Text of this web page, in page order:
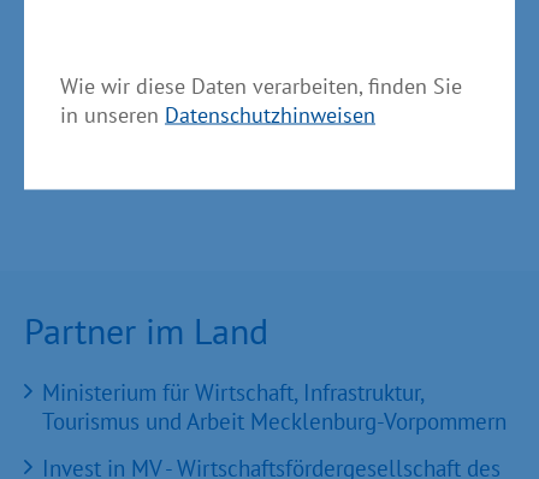
Wie wir diese Daten verarbeiten, finden Sie
in unseren Datenschutzhinweisen
Meyer.
Partner im Land
Ministerium für Wirtschaft, Infrastruktur,
Tourismus und Arbeit Mecklenburg-Vorpommern
Invest in MV - Wirtschaftsfördergesellschaft des